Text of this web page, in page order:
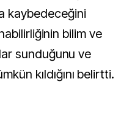
kaybedeceğini
bilim ve
sunduğunu ve
kıldığını belirtti.